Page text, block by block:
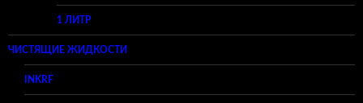
1 ЛИТР
ЧИСТЯЩИЕ ЖИДКОСТИ
INKRF